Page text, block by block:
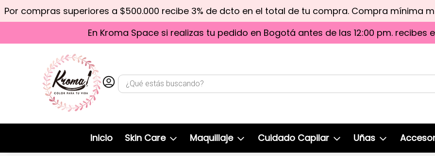
Por compras superiores a $500.000 recibe 3% de dcto en el total de tu compra. Compra mínima
En Kroma Space si realizas tu pedido en Bogotá antes de las 12:00 pm. recibes
Inicio Skin Care Maquillaje Cuidado Capilar Uñas